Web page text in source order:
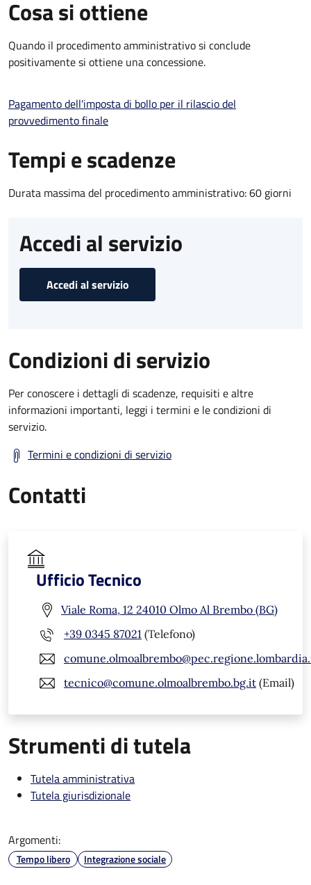
Cosa si ottiene
Quando il procedimento amministrativo si conclude
positivamente si ottiene una concessione.
Pagamento dell'imposta di bollo per il rilascio del
provvedimento finale
Tempi e scadenze
Durata massima del procedimento amministrativo: 60 giorni
Accedi al servizio
Accedi al servizio
Condizioni di servizio
Per conoscere i dettagli di scadenze, requisiti e altre
informazioni importanti, leggi i termini e le condizioni di
servizio.
Termini e condizioni di servizio
Contatti
Ufficio Tecnico
Viale Roma, 12 24010 Olmo Al Brembo (BG)
+39 0345 87021 (Telefono)
tecnico@comune.olmoalbrembo.bg.it (Email)
Strumenti di tutela
Tutela amministrativa
Tutela giurisdizionale
Argomenti:
Tempo libero Integrazione sociale